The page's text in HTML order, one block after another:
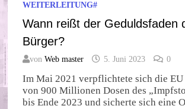
WEITERLEITUNG#
Wann reißt der Geduldsfaden
Bürger?
vonWeb master 5. Juni 2023 0
Im Mai 2021 verpflichtete sich die EU
von 900 Millionen Dosen des
bis Ende 2023 und sicherte sich eine